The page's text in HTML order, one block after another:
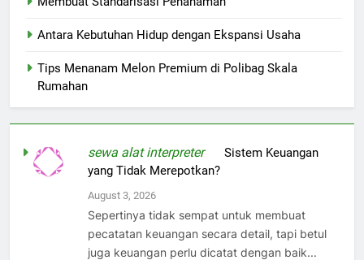
Antara Kebutuhan Hidup dengan Ekspansi Usaha
Tips Menanam Melon Premium di Polibag Skala
Rumahan
sewa alat interpreteronSistem Keuangan
yang Tidak Merepotkan?
August 3, 2026
Sepertinya tidak sempat untuk membuat
pecatatan keuangan secara detail, tapi betul
juga keuangan perlu dicatat dengan baik...